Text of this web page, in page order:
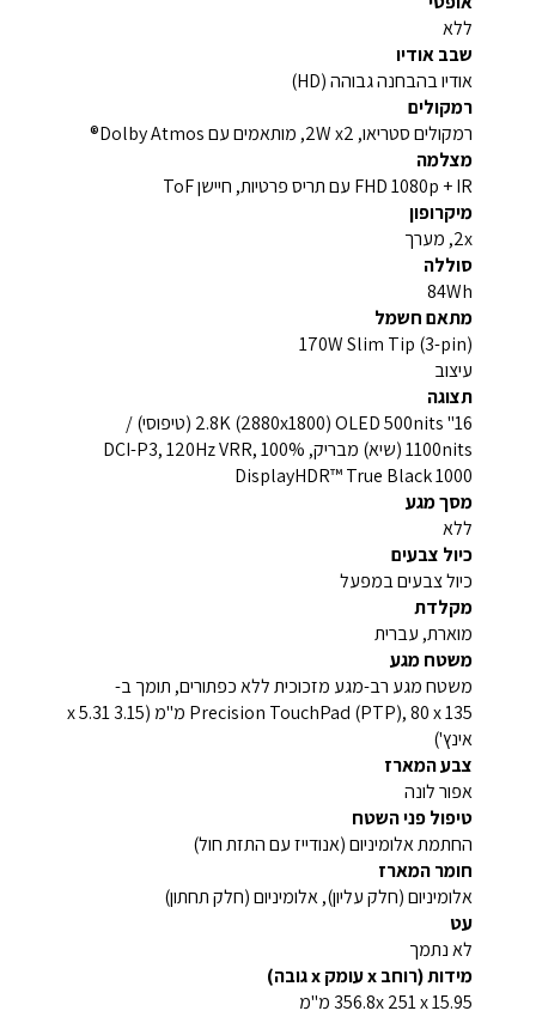
ללא
שבב אודיו
אודיו בהבחנה גבוהה (HD)
רמקולים
רמקולים סטריאו, 2W x2, מותאמים עם Dolby Atmos®
מצלמה
FHD 1080p + IR עם תריס פרטיות, חיישן ToF
מיקרופון
2x, מערך
סוללה
84Wh
מתאם חשמל
170W Slim Tip (3-pin)
עיצוב
תצוגה
16" 2.8K (2880x1800) OLED 500nits (טיפוסי) /
1100nits (שיא) מבריק, 100% DCI-P3, 120Hz VRR,
DisplayHDR™ True Black 1000
מסך מגע
ללא
כיול צבעים
כיול צבעים במפעל
מקלדת
מוארת, עברית
משטח מגע
משטח מגע רב-מגע מזכוכית ללא כפתורים, תומך ב-
Precision TouchPad (PTP), 80 x 135 מ"מ (3.15 x 5.31
אינץ')
צבע המארז
אפור לונה
טיפול פני השטח
החתמת אלומיניום (אנודייז עם התזת חול)
חומר המארז
אלומיניום (חלק עליון), אלומיניום (חלק תחתון)
עט
לא נתמך
מידות (רוחב x עומק x גובה)
356.8x 251 x 15.95 מ"מ